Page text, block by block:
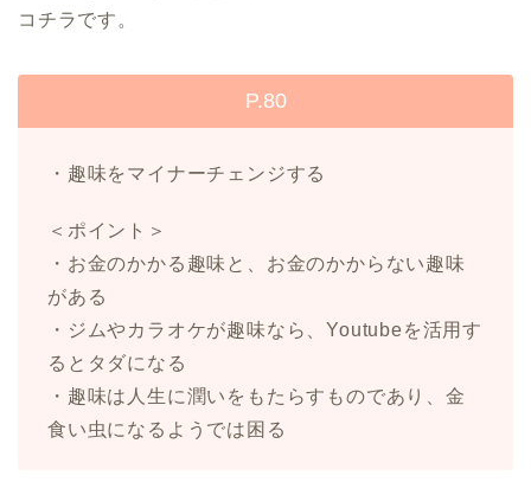
コチラです。
P.80
・趣味をマイナーチェンジする
＜ポイント＞
・お金のかかる趣味と、お金のかからない趣味
がある
・ジムやカラオケが趣味なら、Youtubeを活用す
るとタダになる
・趣味は人生に潤いをもたらすものであり、金
食い虫になるようでは困る